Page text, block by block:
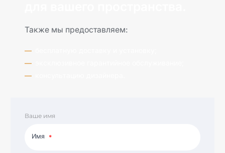
Также мы предоставляем:
Ваше имя
Имя